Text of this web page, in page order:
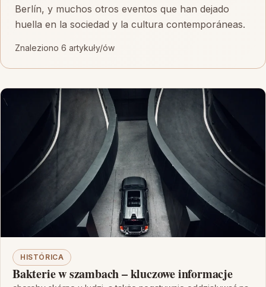
Berlín, y muchos otros eventos que han dejado
huella en la sociedad y la cultura contemporáneas.
Znaleziono 6 artykuły/ów
HISTÓRICA
Bakterie w szambach – kluczowe informacje